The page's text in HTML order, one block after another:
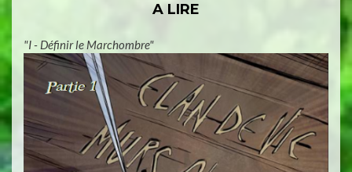
A LIRE
"I - Définir le Marchombre"